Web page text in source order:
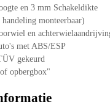
en 3 mm Schakeldikte
monteerbaar)
en
met ABS/ESP
gekeurd
opbergbox"